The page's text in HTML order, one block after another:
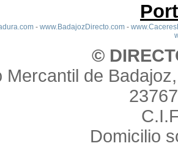
- www.BadajozDirecto.com-
©
Mercantil de
Domicilio